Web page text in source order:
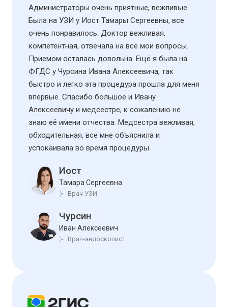
Администраторы очень приятные, вежливые.
Была на УЗИ у Иост Тамары Сергеевны, все
очень понравилось. Доктор вежливая,
компетентная, отвечала на все мои вопросы.
Приемом осталась довольна. Ещё я была на
ФГДС у Чурсина Ивана Алексеевича, так
быстро и легко эта процедура прошла для меня
впервые. Спасибо большое и Ивану
Алексеевичу и медсестре, к сожалению не
знаю её имени отчества. Медсестра вежливая,
обходительная, все мне объяснила и
успокаивала во время процедуры.
Иост
Тамара Сергеевна
Врач УЗИ
Чурсин
Иван Алексеевич
Врач-эндоскопист